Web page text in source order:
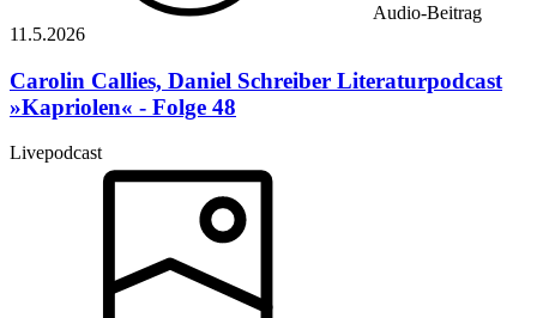
Audio-Beitrag
11.5.2026
Carolin Callies, Daniel Schreiber Literaturpodcast
»Kapriolen« - Folge 48
Livepodcast